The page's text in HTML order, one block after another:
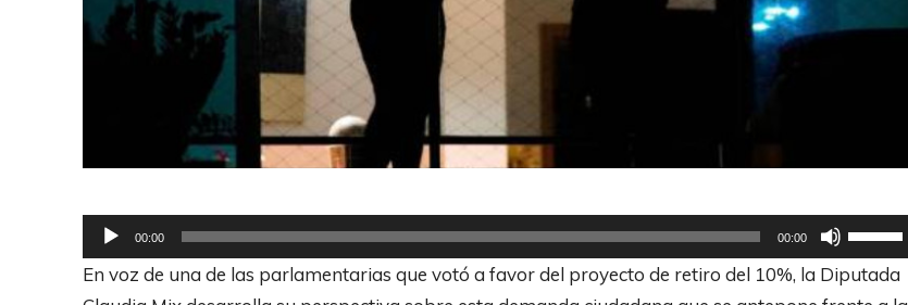
e
00:00 00:00
U
t
En voz de una de las parlamentarias que votó a favor del proyecto de retiro del 10%, la Diputada